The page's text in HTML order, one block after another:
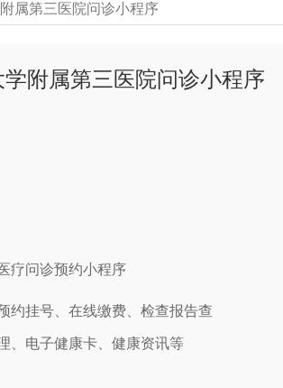
属第三医院问诊小程序
附属第三医院问诊小程序
疗问诊预约小程序
约挂号、在线缴费、检查报告查
、电子健康卡、健康资讯等